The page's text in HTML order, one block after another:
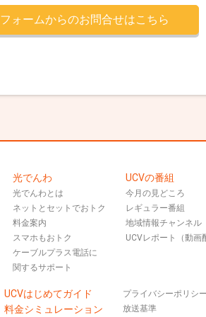
フォームからのお問合せはこちら
光でんわ
光でんわとは
ネットとセットでおトク
料金案内
スマホもおトク
ケーブルプラス電話に
関するサポート
UCVの番組
今月の見どころ
レギュラー番組
地域情報チャンネル
UCVレポート（動画
UCVはじめてガイド
料金シミュレーション
プライバシーポリシー
放送基準